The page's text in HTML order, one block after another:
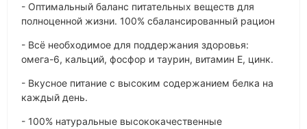
- Оптимальный баланс питательных веществ для
полноценной жизни. 100% сбалансированный рацион
- Всё необходимое для поддержания здоровья:
омега-6, кальций, фосфор и таурин, витамин Е, цинк.
- Вкусное питание с высоким содержанием белка на
каждый день.
- 100% натуральные высококачественные